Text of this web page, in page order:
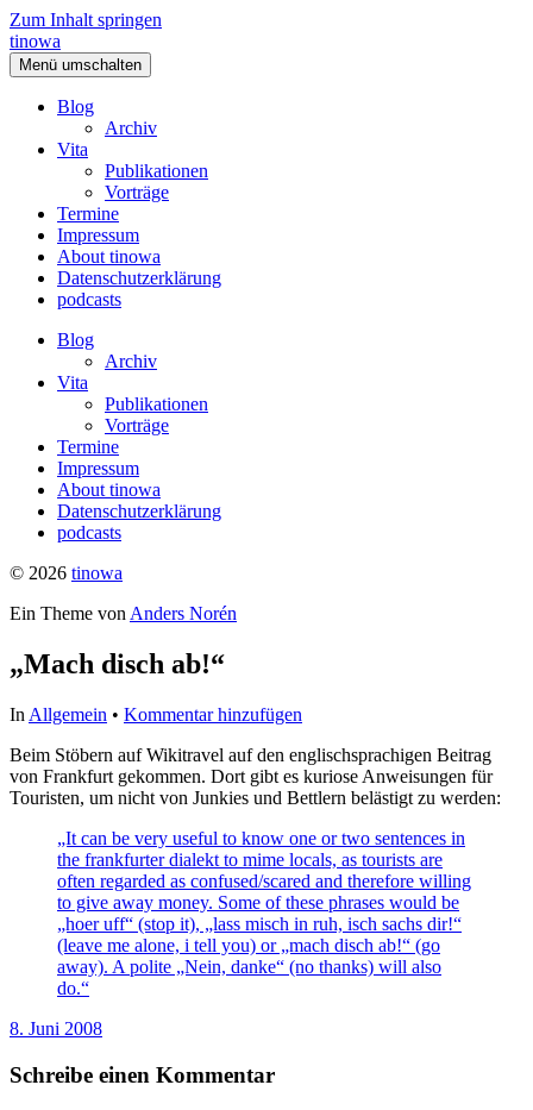
Zum Inhalt springen
tinowa
Menü umschalten
Blog
Archiv
Vita
Publikationen
Vorträge
Termine
Impressum
About tinowa
Datenschutzerklärung
podcasts
Blog
Archiv
Vita
Publikationen
Vorträge
Termine
Impressum
About tinowa
Datenschutzerklärung
podcasts
© 2026 tinowa
Ein Theme von Anders Norén
„Mach disch ab!“
In Allgemein • Kommentar hinzufügen
Beim Stöbern auf Wikitravel auf den englischsprachigen Beitrag
von Frankfurt gekommen. Dort gibt es kuriose Anweisungen für
Touristen, um nicht von Junkies und Bettlern belästigt zu werden:
„It can be very useful to know one or two sentences in
the frankfurter dialekt to mime locals, as tourists are
often regarded as confused/scared and therefore willing
to give away money. Some of these phrases would be
„hoer uff“ (stop it), „lass misch in ruh, isch sachs dir!“
(leave me alone, i tell you) or „mach disch ab!“ (go
away). A polite „Nein, danke“ (no thanks) will also
do.“
8. Juni 2008
Schreibe einen Kommentar